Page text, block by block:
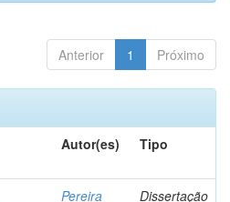
Anterior 1 Próximo
Autor(es) Tipo
Pereira
Dissertação